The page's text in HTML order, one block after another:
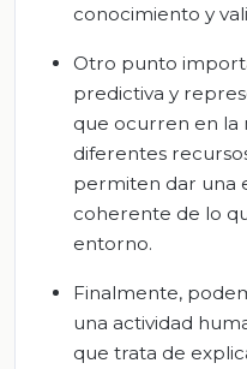
conocimiento y
Otro punto
predictiva y
que ocurren en la
diferentes
permiten dar una
coherente de lo
entorno.
Finalmente,
una actividad
que trata de